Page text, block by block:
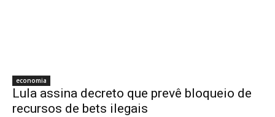
economia
Lula assina decreto que prevê bloqueio de
recursos de bets ilegais